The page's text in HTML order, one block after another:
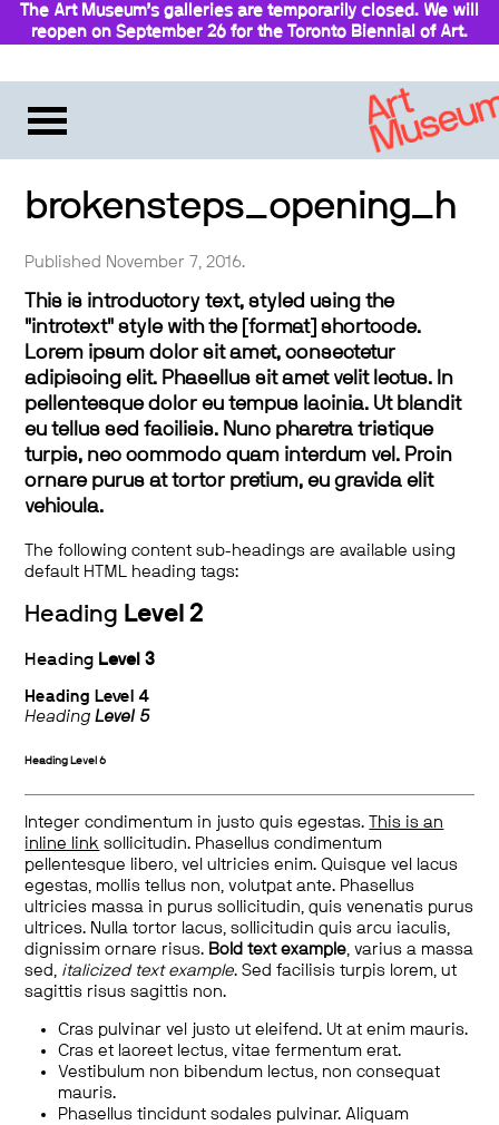
The Art Museum’s galleries are temporarily closed. We will
reopen on September 26 for the Toronto Biennial of Art.
brokensteps_opening_h
Published November 7, 2016.
This is introductory text, styled using the
"introtext" style with the [format] shortcode.
Lorem ipsum dolor sit amet, consectetur
adipiscing elit. Phasellus sit amet velit lectus. In
pellentesque dolor eu tempus lacinia. Ut blandit
eu tellus sed facilisis. Nunc pharetra tristique
turpis, nec commodo quam interdum vel. Proin
ornare purus at tortor pretium, eu gravida elit
vehicula.
The following content sub-headings are available using
default HTML heading tags:
Heading Level 2
Heading Level 3
Heading Level 4
HeadingLevel 5
Heading Level 6
Integer condimentum in justo quis egestas.
This is an
inline link sollicitudin. Phasellus condimentum
pellentesque libero, vel ultricies enim. Quisque vel lacus
egestas, mollis tellus non, volutpat ante. Phasellus
ultricies massa in purus sollicitudin, quis venenatis purus
ultrices. Nulla tortor lacus, sollicitudin quis arcu iaculis,
dignissim ornare risus. Bold text example, varius a massa
sed, italicized text example. Sed facilisis turpis lorem, ut
sagittis risus sagittis non.
Cras pulvinar vel justo ut eleifend. Ut at enim mauris.
Cras et laoreet lectus, vitae fermentum erat.
Vestibulum non bibendum lectus, non consequat
mauris.
Phasellus tincidunt sodales pulvinar. Aliquam